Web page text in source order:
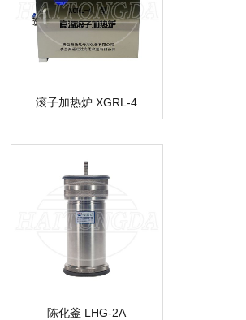
滚子加热炉 XGRL-4
陈化釜 LHG-2A